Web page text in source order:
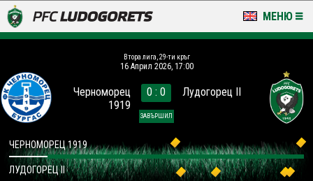
МЕНЮ
LUDOGORETS TV
НА ТЕРЕНА
СТАДИОН & БАЗИ
КЛУБ
Втора лига, 29-ти кръг
16 Април 2026, 17:00
Черноморец
1919
0 : 0
ЗАВЪРШИЛ
Лудогорец II
ЧЕРНОМОРЕЦ 1919
ЛУДОГОРЕЦ II